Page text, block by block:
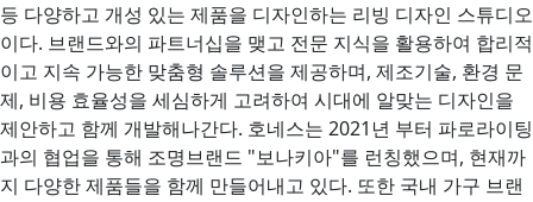
등 다양하고 개성 있는 제품을 디자인하는 리빙 디자인 스튜디오
이다. 브랜드와의 파트너십을 맺고 전문 지식을 활용하여 합리적
이고 지속 가능한 맞춤형 솔루션을 제공하며, 제조기술, 환경 문
제, 비용 효율성을 세심하게 고려하여 시대에 알맞는 디자인을
제안하고 함께 개발해나간다. 호네스는 2021년 부터 파로라이팅
과의 협업을 통해 조명브랜드 "보나키아"를 런칭했으며, 현재까
지 다양한 제품들을 함께 만들어내고 있다. 또한 국내 가구 브랜